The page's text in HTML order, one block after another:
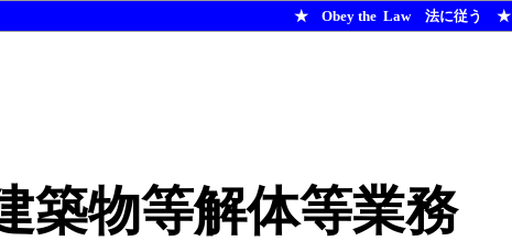
★ Obey the Law 法に従う ★
築物等解体等業務